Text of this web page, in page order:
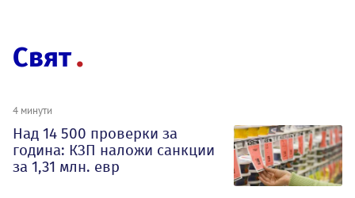
Свят
4 минути
Над 14 500 проверки за
година: КЗП наложи санкции
за 1,31 млн. евр